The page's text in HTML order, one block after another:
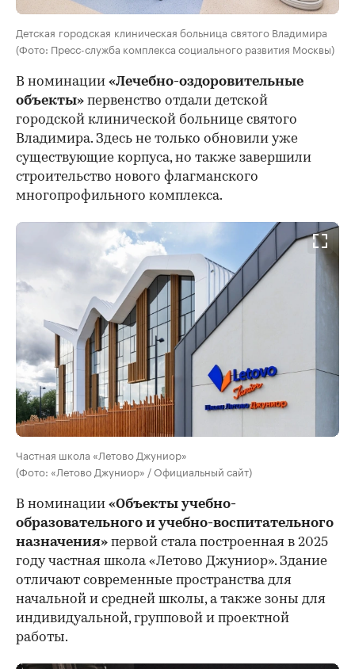
Детская городская клиническая больница святого Владимира
(Фото: Пресс-служба комплекса социального развития Москвы)
В номинации «Лечебно-оздоровительные
объекты» первенство отдали детской
городской клинической больнице святого
Владимира. Здесь не только обновили уже
существующие корпуса, но также завершили
строительство нового флагманского
многопрофильного комплекса.
Частная школа «Летово Джуниор»
(Фото: «Летово Джуниор» / Официальный сайт)
В номинации «Объекты учебно-
образовательного и учебно-воспитательного
назначения» первой стала построенная в 2025
году частная школа «Летово Джуниор». Здание
отличают современные пространства для
начальной и средней школы, а также зоны для
индивидуальной, групповой и проектной
работы.